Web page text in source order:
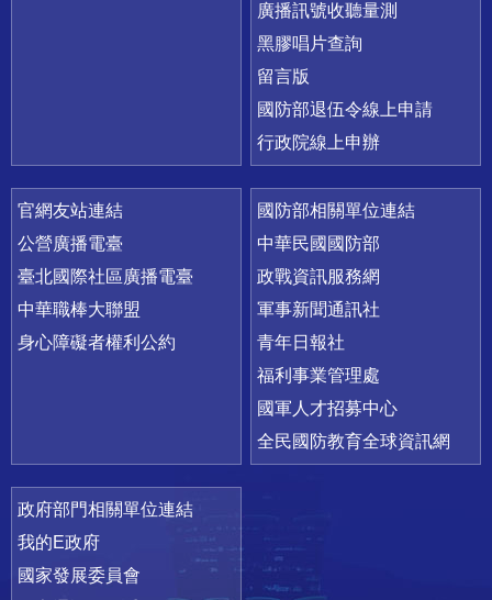
廣播訊號收聽量測
黑膠唱片查詢
留言版
國防部退伍令線上申請
行政院線上申辦
官網友站連結
公營廣播電臺
臺北國際社區廣播電臺
中華職棒大聯盟
身心障礙者權利公約
國防部相關單位連結
中華民國國防部
政戰資訊服務網
軍事新聞通訊社
青年日報社
福利事業管理處
國軍人才招募中心
全民國防教育全球資訊網
政府部門相關單位連結
我的E政府
國家發展委員會